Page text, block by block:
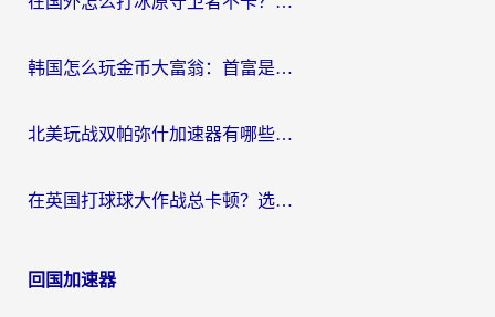
韩国怎么玩金币大富翁：首富是谁？海外党国服游戏加速全攻略
北美玩战双帕弥什加速器有哪些？海外党亲测好用的国服加速指南
在英国打球球大作战总卡顿？选对加速器让你告别延迟（附实测攻略）
回国加速器